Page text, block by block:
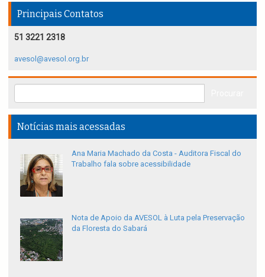
Principais Contatos
51 3221 2318
avesol@avesol.org.br
Notícias mais acessadas
Ana Maria Machado da Costa - Auditora Fiscal do
Trabalho fala sobre acessibilidade
Nota de Apoio da AVESOL à Luta pela Preservação
da Floresta do Sabará